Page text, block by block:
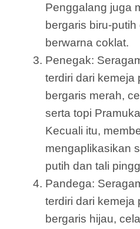
Penggalang juga
bergaris biru-
berwarna coklat.
Penegak:
terdiri dari kemeja
bergaris merah,
serta topi
Kecuali itu,
mengaplikasikan
putih dan tali
Pandega:
terdiri dari kemeja
bergaris hijau,